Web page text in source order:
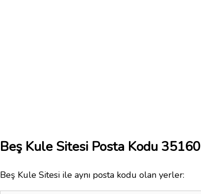
Beş Kule Sitesi Posta Kodu 35160
Beş Kule Sitesi ile aynı posta kodu olan yerler: